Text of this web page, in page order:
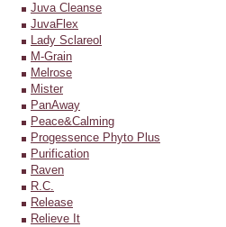
Juva Cleanse
JuvaFlex
Lady Sclareol
M-Grain
Melrose
Mister
PanAway
Peace&Calming
Progessence Phyto Plus
Purification
Raven
R.C.
Release
Relieve It